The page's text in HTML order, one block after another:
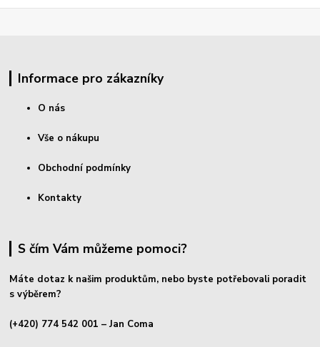
Informace pro zákazníky
O nás
Vše o nákupu
Obchodní podmínky
Kontakty
S čím Vám můžeme pomoci?
Máte dotaz k našim produktům, nebo byste potřebovali poradit
s výběrem?
(+420) 774 542 001 – Jan Coma